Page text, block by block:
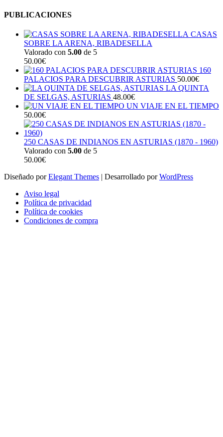
PUBLICACIONES
CASAS
SOBRE LA ARENA, RIBADESELLA
Valorado con 5.00 de 5
50.00€
160
PALACIOS PARA DESCUBRIR ASTURIAS 50.00€
LA QUINTA
DE SELGAS, ASTURIAS 48.00€
UN VIAJE EN EL TIEMPO
50.00€
250 CASAS DE INDIANOS EN ASTURIAS (1870 - 1960)
Valorado con 5.00 de 5
50.00€
Diseñado porElegant Themes | Desarrollado porWordPress
Aviso legal
Política de privacidad
Política de cookies
Condiciones de compra